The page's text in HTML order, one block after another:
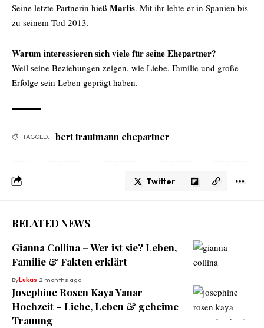
Seine letzte Partnerin hieß Marlis. Mit ihr lebte er in Spanien bis
zu seinem Tod 2013.
Warum interessieren sich viele für seine Ehepartner?
Weil seine Beziehungen zeigen, wie Liebe, Familie und große
Erfolge sein Leben geprägt haben.
TAGGED: bert trautmann ehepartner
Twitter
RELATED NEWS
Gianna Collina – Wer ist sie? Leben,
Familie & Fakten erklärt
ByLukas 2 months ago
Josephine Rosen Kaya Yanar
Hochzeit – Liebe, Leben & geheime
Trauung